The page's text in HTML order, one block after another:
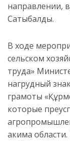
направлении,
Сатыбалды.
В ходе
сельском
труда»
нагрудный
грамоты
которые
акима